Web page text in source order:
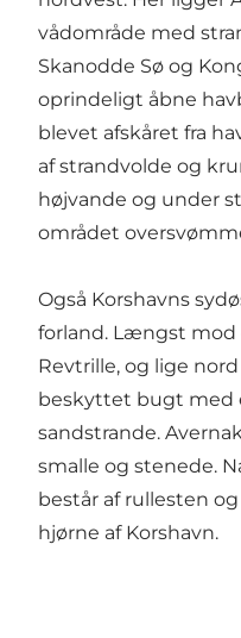
vådområde med
Skanodde Sø og
oprindeligt åbne
blevet afskåret fra
af strandvolde og
højvande og under
området
Også Korshavns
forland. Længst
Revtrille, og lige
beskyttet bugt med
sandstrande.
smalle og stenede.
består af rullesten
hjørne af Korshavn.